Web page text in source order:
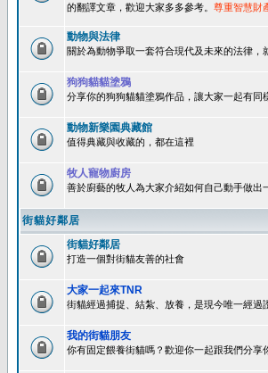
的翻譯文章，歡迎大家多多參考。 尊重智慧財
動物與法律
關於為動物爭取一套符合現代及未來的法律，
狗狗貓貓塗鴉
分享你的狗狗貓貓塗鴉作品，讓大家一起有同
動物新樂園典藏館
值得典藏與收藏的，都在這裡
牧人寵物廚房
善於廚藝的牧人為大家介紹如何自己動手做
街貓好鄰居
街貓好鄰居
打造一個對街貓友善的社會
大家一起來TNR
街貓經過捕捉、結紮、放養，是現今唯一經
我的街貓朋友
你有固定餵養街貓嗎？歡迎你一起跟我們分享